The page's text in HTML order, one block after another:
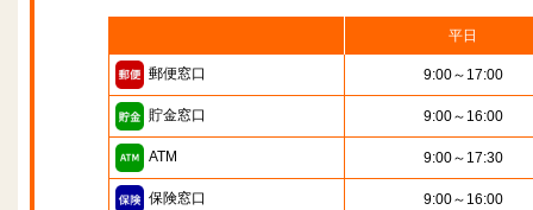
平日
郵便窓口 9:00～17:00
貯金窓口 9:00～16:00
ATM 9:00～17:30
保険窓口 9:00～16:00